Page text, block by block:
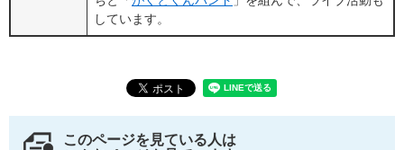
しています。
このページを見ている人は